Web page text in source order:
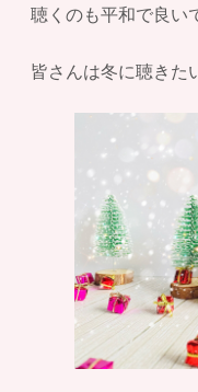
聴くのも平和で良い
皆さんは冬に聴きた